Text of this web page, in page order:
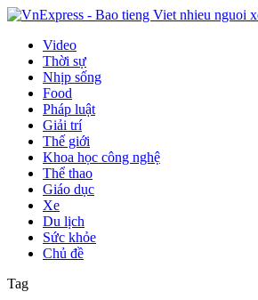
Video
Thời sự
Nhịp sống
Food
Pháp luật
Giải trí
Thế giới
Khoa học công nghệ
Thể thao
Giáo dục
Xe
Du lịch
Sức khỏe
Chủ đề
Tag